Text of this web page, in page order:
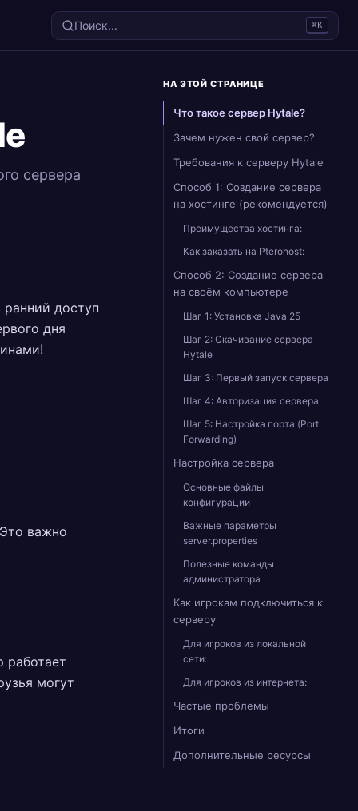
Поиск... ⌘K
сервера
доступ
дня
важно
работает
могут
НА ЭТОЙ СТРАНИЦЕ
Что такое сервер Hytale?
Зачем нужен свой сервер?
Требования к серверу Hytale
Способ 1: Создание сервера
на хостинге (рекомендуется)
Преимущества хостинга:
Как заказать на Pterohost:
Способ 2: Создание сервера
на своём компьютере
Шаг 1: Установка Java 25
Шаг 2: Скачивание сервера
Hytale
Шаг 3: Первый запуск сервера
Шаг 4: Авторизация сервера
Шаг 5: Настройка порта (Port
Forwarding)
Настройка сервера
Основные файлы
конфигурации
Важные параметры
server.properties
Полезные команды
администратора
Как игрокам подключиться к
серверу
Для игроков из локальной
сети:
Для игроков из интернета:
Частые проблемы
Итоги
Дополнительные ресурсы